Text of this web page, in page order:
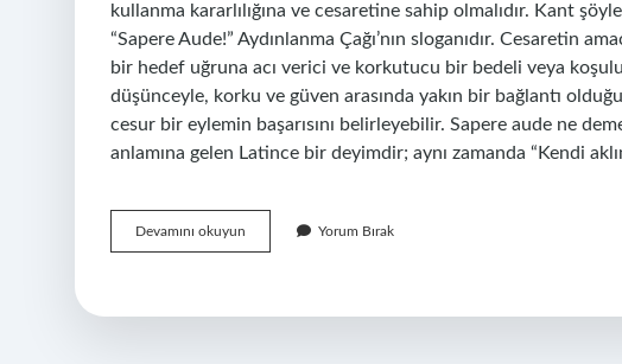
kullanma kararlılığına ve cesaretine sahip olmalıdır. Kant
“Sapere Aude!” Aydınlanma Çağı’nın sloganıdır. Cesaretin
bir hedef uğruna acı verici ve korkutucu bir bedeli veya
düşünceyle, korku ve güven arasında yakın bir bağlantı
cesur bir eylemin başarısını belirleyebilir. Sapere aude ne
anlamına gelen Latince bir deyimdir; aynı zamanda “Kendi
Devamını okuyun
Kullanma
Neyin
Yorum Bırak